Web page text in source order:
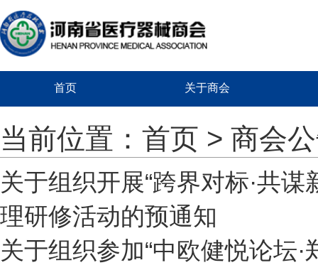
首页 关于商会
当前位置： 首页 > 商会
关于组织开展“跨界对标·共
理研修活动的预通知
关于组织参加“中欧健悦论坛·